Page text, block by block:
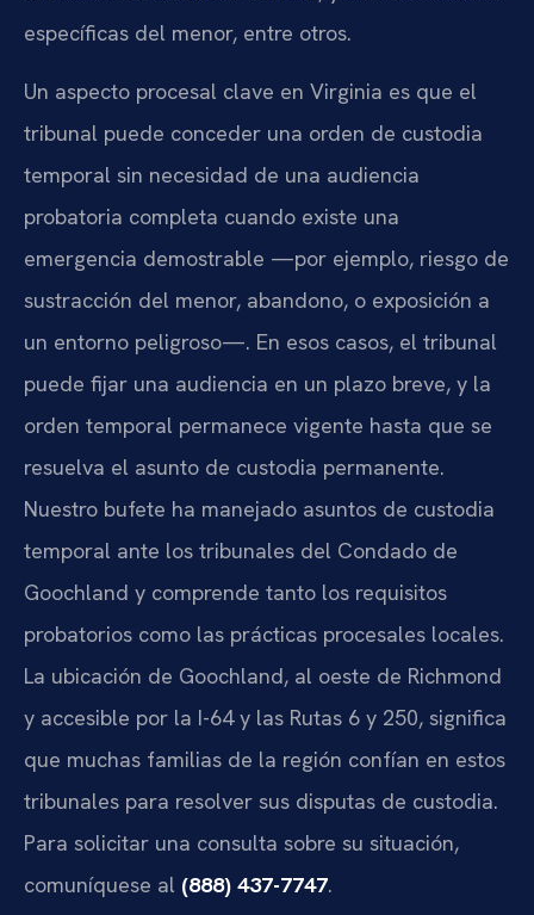
específicas del menor, entre otros.
Un aspecto procesal clave en Virginia es que el
tribunal puede conceder una orden de custodia
temporal sin necesidad de una audiencia
probatoria completa cuando existe una
emergencia demostrable —por ejemplo, riesgo de
sustracción del menor, abandono, o exposición a
un entorno peligroso—. En esos casos, el tribunal
puede fijar una audiencia en un plazo breve, y la
orden temporal permanece vigente hasta que se
resuelva el asunto de custodia permanente.
Nuestro bufete ha manejado asuntos de custodia
temporal ante los tribunales del Condado de
Goochland y comprende tanto los requisitos
probatorios como las prácticas procesales locales.
La ubicación de Goochland, al oeste de Richmond
y accesible por la I-64 y las Rutas 6 y 250, significa
que muchas familias de la región confían en estos
tribunales para resolver sus disputas de custodia.
Para solicitar una consulta sobre su situación,
comuníquese al (888) 437-7747.